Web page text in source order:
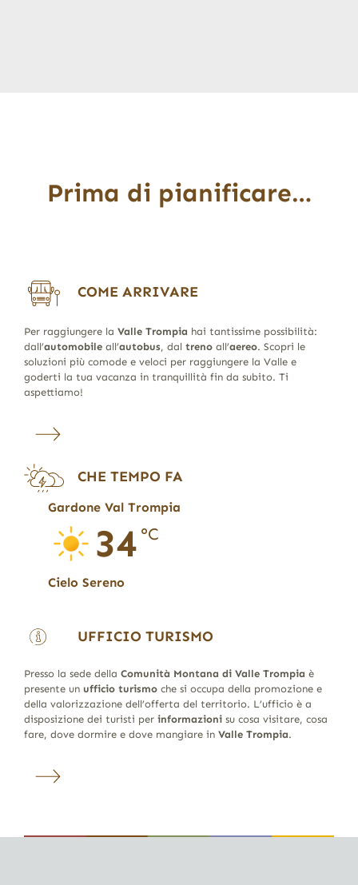
Prima di pianificare…
COME ARRIVARE
Per raggiungere la Valle Trompia hai tantissime possibilità:
dall’automobileall’autobus, dal trenoall’aereo. Scopri le
soluzioni più comode e veloci per raggiungere la Valle e
goderti la tua vacanza in tranquillità fin da subito. Ti
aspettiamo!
CHE TEMPO FA
Gardone Val Trompia
34 °C
Cielo Sereno
UFFICIO TURISMO
Presso la sede della Comunità Montana di Valle Trompia è
presente un ufficio turismoche si occupa della promozione e
della valorizzazione dell’offerta del territorio. L’ufficio è a
disposizione dei turisti per informazionisu cosa visitare, cosa
fare, dove dormire e dove mangiare in Valle Trompia.